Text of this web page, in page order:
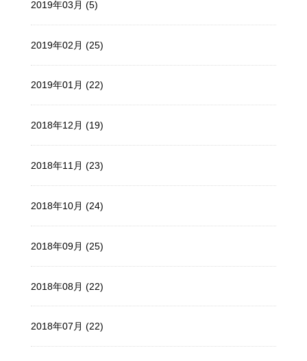
2019年03月 (5)
2019年02月 (25)
2019年01月 (22)
2018年12月 (19)
2018年11月 (23)
2018年10月 (24)
2018年09月 (25)
2018年08月 (22)
2018年07月 (22)